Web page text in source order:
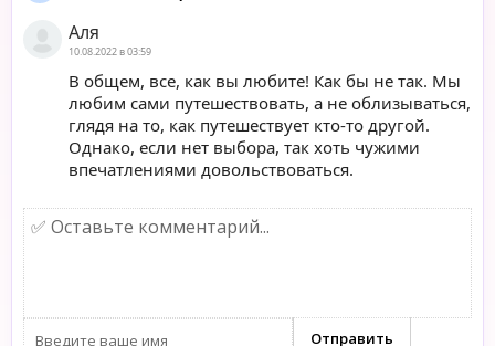
Аля
10.08.2022 в 03:59
В общем, все, как вы любите! Как бы не так. Мы
любим сами путешествовать, а не облизываться,
глядя на то, как путешествует кто-то другой.
Однако, если нет выбора, так хоть чужими
впечатлениями довольствоваться.